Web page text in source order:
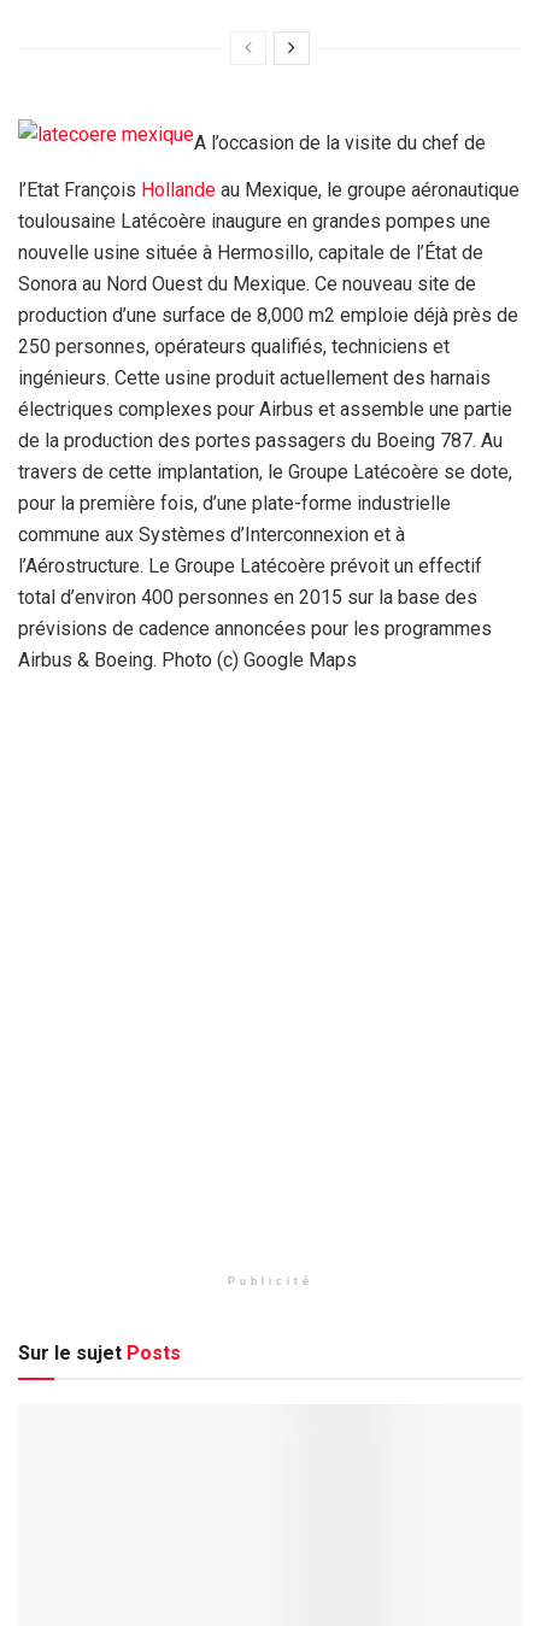
A l’occasion de la visite du chef de
l’Etat François Hollande au Mexique, le groupe aéronautique
toulousaine Latécoère inaugure en grandes pompes une
nouvelle usine située à Hermosillo, capitale de l’État de
Sonora au Nord Ouest du Mexique. Ce nouveau site de
production d’une surface de 8,000 m2 emploie déjà près de
250 personnes, opérateurs qualifiés, techniciens et
ingénieurs. Cette usine produit actuellement des harnais
électriques complexes pour Airbus et assemble une partie
de la production des portes passagers du Boeing 787. Au
travers de cette implantation, le Groupe Latécoère se dote,
pour la première fois, d’une plate-forme industrielle
commune aux Systèmes d’Interconnexion et à
l’Aérostructure. Le Groupe Latécoère prévoit un effectif
total d’environ 400 personnes en 2015 sur la base des
prévisions de cadence annoncées pour les programmes
Airbus & Boeing. Photo (c) Google Maps
Publicité
Sur le sujet Posts